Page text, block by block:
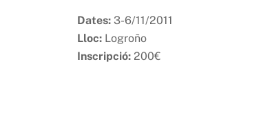
Dates: 3-6/11/2011
Lloc: Logroño
Inscripció: 200€